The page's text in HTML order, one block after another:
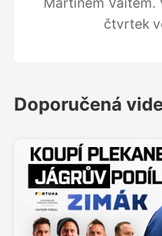
čtvrtek
Doporučená